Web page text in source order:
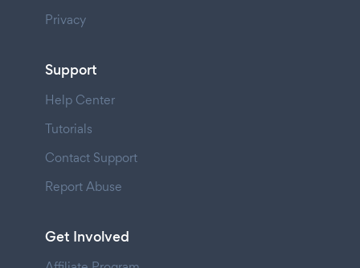
Privacy
Support
Help Center
Tutorials
Contact Support
Report Abuse
Get Involved